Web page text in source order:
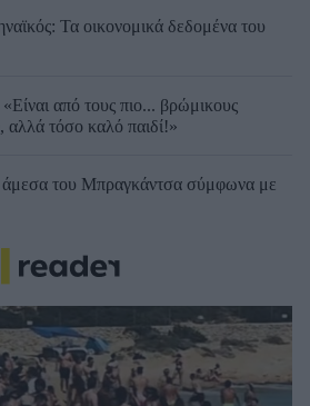
Τα οικονομικά δεδομένα του
από τους πιο... βρώμικους
αλλά τόσο καλό παιδί!»
άμεσα του Μπραγκάντσα σύμφωνα με